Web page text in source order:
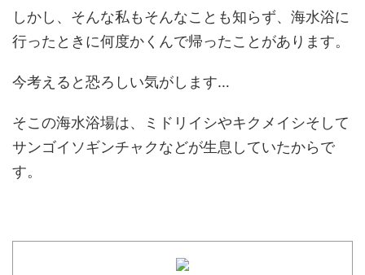
しかし、そんな私もそんなことも知らず、海水浴に
行ったときに何度かくんで帰ったことがあります。
今考えると恐ろしい気がします…
そこの海水浴場は、ミドリイシやキクメイシそして
サンゴイソギンチャクなどが生息していたからで
す。